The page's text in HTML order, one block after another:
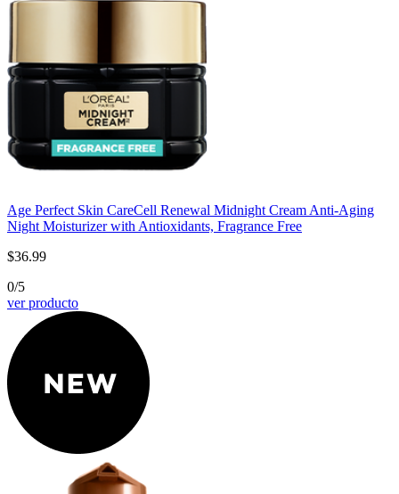
Age Perfect Skin CareCell Renewal Midnight Cream Anti-Aging
Night Moisturizer with Antioxidants, Fragrance Free
$36.99
0/5
ver producto